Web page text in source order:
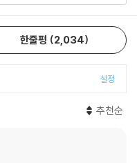
우물우물 말했다.
감동을 선사한다.
한줄평 2,034
설정
추천순